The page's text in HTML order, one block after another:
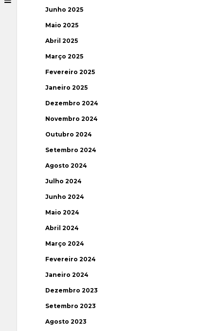
Junho 2025
Maio 2025
Abril 2025
Março 2025
Fevereiro 2025
Janeiro 2025
Dezembro 2024
Novembro 2024
Outubro 2024
Setembro 2024
Agosto 2024
Julho 2024
Junho 2024
Maio 2024
Abril 2024
Março 2024
Fevereiro 2024
Janeiro 2024
Dezembro 2023
Setembro 2023
Agosto 2023